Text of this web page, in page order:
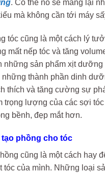
. Có thể nó sẽ mang lại
mà không cần tới máy
tóc cũng là một cách lý
mất nếp tóc và tăng
những sản phẩm xịt dưỡng
thành phần dinh
thích và tăng cường sự
trọng lượng của các sợi
bềnh, đẹp mắt hơn.
phồng cho tóc
cũng là một cách hay
tóc của mình. Những loại